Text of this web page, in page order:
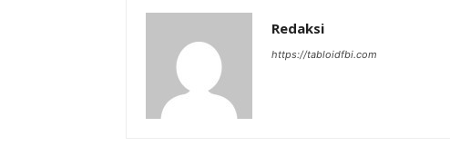
Redaksi
https://tabloidfbi.com